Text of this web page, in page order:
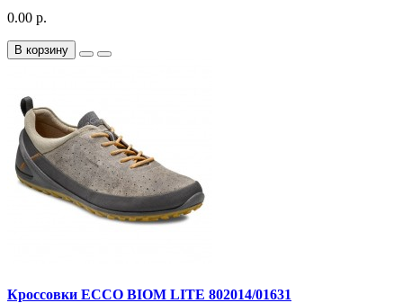
0.00 р.
В корзину
Кроссовки ECCO BIOM LITE 802014/01631